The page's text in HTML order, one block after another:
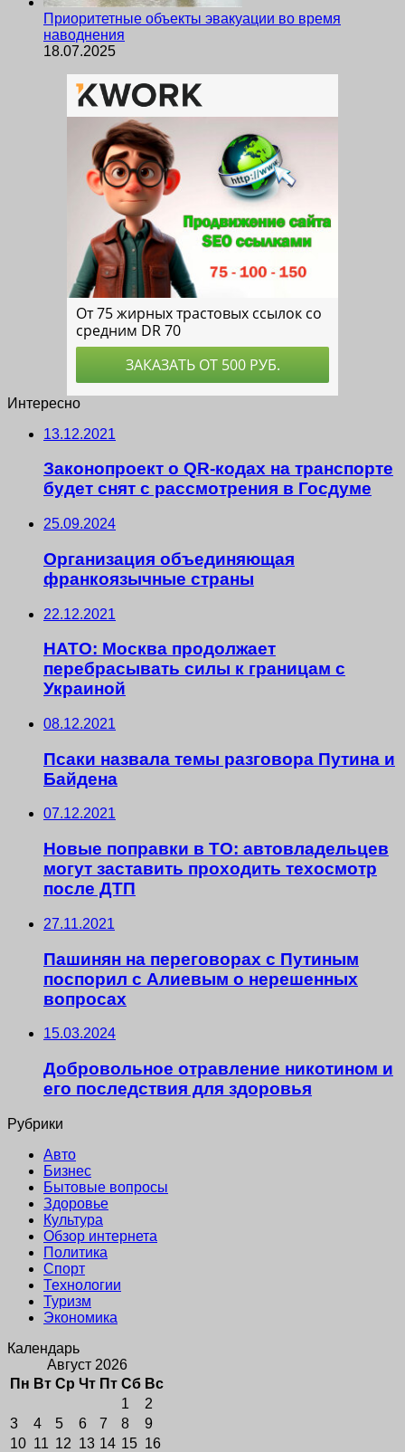
Приоритетные объекты эвакуации во время
наводнения
18.07.2025
Интересно
13.12.2021
Законопроект о QR-кодах на транспорте
будет снят с рассмотрения в Госдуме
25.09.2024
Организация объединяющая
франкоязычные страны
22.12.2021
НАТО: Москва продолжает
перебрасывать силы к границам с
Украиной
08.12.2021
Псаки назвала темы разговора Путина и
Байдена
07.12.2021
Новые поправки в ТО: автовладельцев
могут заставить проходить техосмотр
после ДТП
27.11.2021
Пашинян на переговорах с Путиным
поспорил с Алиевым о нерешенных
вопросах
15.03.2024
Добровольное отравление никотином и
его последствия для здоровья
Рубрики
Авто
Бизнес
Бытовые вопросы
Здоровье
Культура
Обзор интернета
Политика
Спорт
Технологии
Туризм
Экономика
Календарь
Август 2026
Пн Вт Ср Чт Пт Сб Вс
1
2
3
4 5 6 7 8
9
10 11 12 13 14 15 16